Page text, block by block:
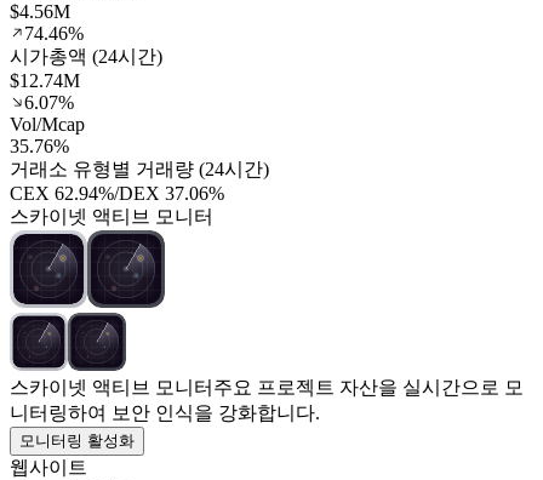
$4.56M
74.46%
시가총액 (24시간)
$12.74M
6.07%
Vol/Mcap
35.76%
거래소 유형별 거래량 (24시간)
CEX 62.94%/DEX 37.06%
스카이넷 액티브 모니터
스카이넷 액티브 모니터 주요 프로젝트 자산을 실시간으로 모
니터링하여 보안 인식을 강화합니다.
모니터링 활성화
웹사이트